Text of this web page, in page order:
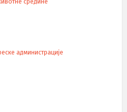
средине
администрације